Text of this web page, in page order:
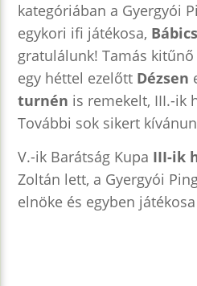
kategóriában a Gyergyói
egykori ifi játékosa,
gratulálunk! Tamás
egy héttel ezelőtt Dézsen
turnén is remekelt, III.-ik
További sok sikert
V.-ik Barátság Kupa III-ik
Zoltán lett, a Gyergyói
elnöke és egyben